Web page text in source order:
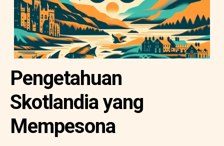
Pengetahuan
Skotlandia yang
Mempesona